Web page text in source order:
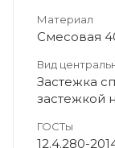
Материал
Смесовая
Вид
Застежка
застежкой
ГОСТы
12.4.280-